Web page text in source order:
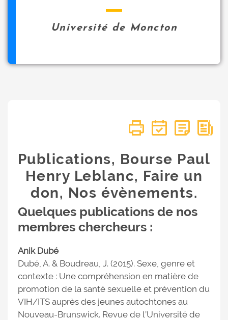
Université de Moncton
Publications, Bourse Paul
Henry Leblanc, Faire un
don, Nos évènements.
Quelques publications de nos
membres chercheurs :
Anik Dubé
Dubé, A. & Boudreau, J. (2015). Sexe, genre et
contexte : Une compréhension en matière de
promotion de la santé sexuelle et prévention du
VIH/ITS auprès des jeunes autochtones au
Nouveau-Brunswick. Revue de l’Université de